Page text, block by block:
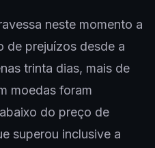
neste momento a
de prejuízos desde a
trinta dias, mais de
moedas foram
do preço de
superou inclusive a